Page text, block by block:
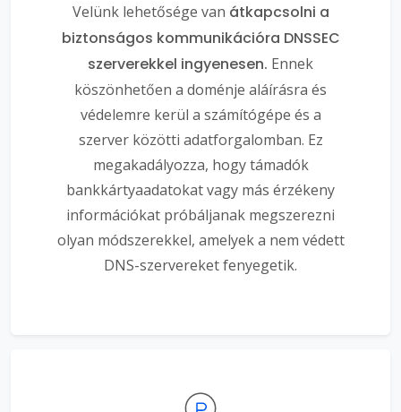
Velünk lehetősége van átkapcsolni a
biztonságos kommunikációra DNSSEC
szerverekkel ingyenesen. Ennek
köszönhetően a doménje aláírásra és
védelemre kerül a számítógépe és a
szerver közötti adatforgalomban. Ez
megakadályozza, hogy támadók
bankkártyaadatokat vagy más érzékeny
információkat próbáljanak megszerezni
olyan módszerekkel, amelyek a nem védett
DNS-szervereket fenyegetik.